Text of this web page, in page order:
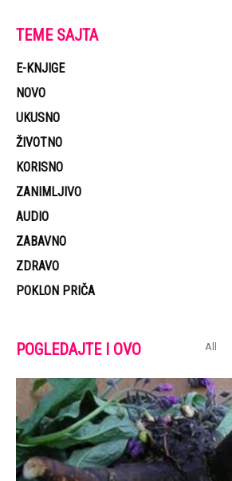
TEME SAJTA
E-KNJIGE
NOVO
UKUSNO
ŽIVOTNO
KORISNO
ZANIMLJIVO
AUDIO
ZABAVNO
ZDRAVO
POKLON PRIČA
POGLEDAJTE I OVO All